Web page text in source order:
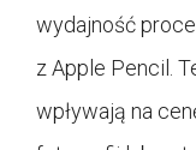
wydajność
z Apple Pencil.
wpływają na